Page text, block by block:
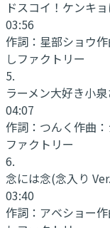
ドスコイ！ケンキ
03:56
作詞： 星部ショウ作
しファクトリー
5.
ラーメン大好き小
04:07
作詞： つんく 作曲：
ファクトリー
6.
念には念(念入り
03:40
作詞： アベショー作